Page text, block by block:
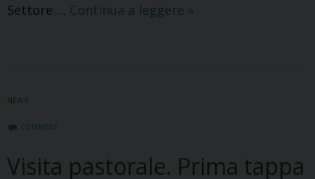
Settore … Continua a leggere Date
associativo
»
NEWS
COMMENT
Visita pastorale. Prima tappa